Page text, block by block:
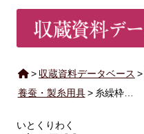
> 収蔵資料データベース >
養蚕・製糸用具 > 糸繰枠…
いとくりわく